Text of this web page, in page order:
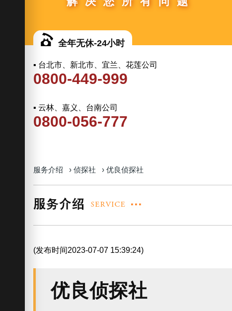
全年无休-24小时
▪ 台北市、新北市、宜兰、花莲公司
0800-449-999
▪ 云林、嘉义、台南公司
0800-056-777
服务介绍 › 侦探社 › 优良侦探社
(发布时间2023-07-07 15:39:24)
优良侦探社